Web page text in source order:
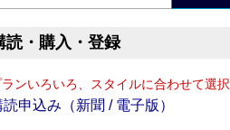
読・購入・登録
ンいろいろ、スタイルに合わせて選択
読申込み（新聞 / 電子版）